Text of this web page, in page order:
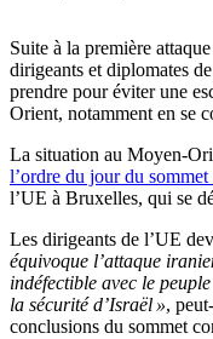
Suite à la première
dirigeants et diplomates
prendre pour éviter une
Orient, notamment en se
La situation au Moyen-
l’ordre du jour du
l’UE à Bruxelles, qui se
Les dirigeants de l’UE
équivoque l’attaque
indéfectible avec le
la sécurité d’Israël »,
conclusions du sommet